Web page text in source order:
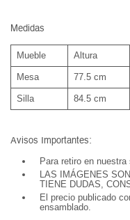
Medidas
Mueble Altura
Mesa 77.5 cm
Silla 84.5 cm
Avisos Importantes:
Para retiro en
LAS IMÁGENES
TIENE DUDAS,
El precio publicado
ensamblado.